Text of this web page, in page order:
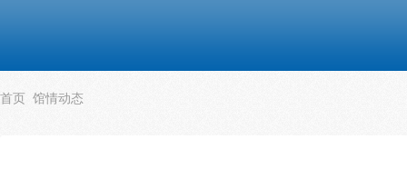
首页 馆情动态